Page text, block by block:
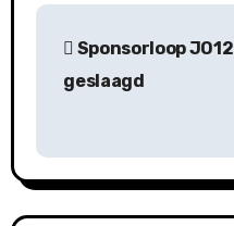
B
i
c
Sponsorloop JO12
geslaagd